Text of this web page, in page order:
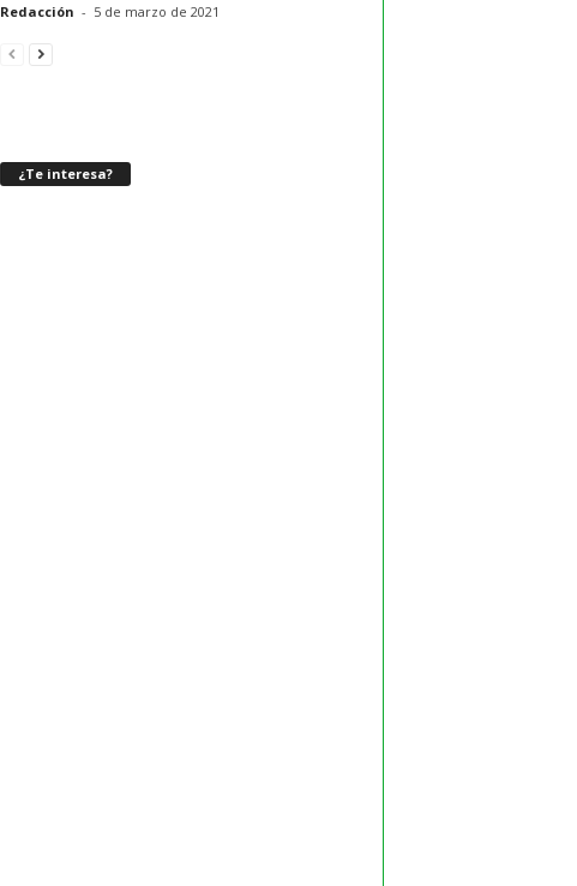
Redacción - 5 de marzo de 2021
¿Te interesa?